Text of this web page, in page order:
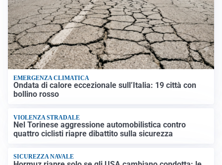
EMERGENZA CLIMATICA
Ondata di calore eccezionale sull’Italia: 19 città con
bollino rosso
VIOLENZA STRADALE
Nel Torinese aggressione automobilistica contro
quattro ciclisti riapre dibattito sulla sicurezza
SICUREZZA NAVALE